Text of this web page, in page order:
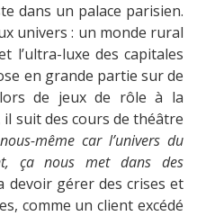
dans un palace parisien.
univers : un monde rural
l’ultra-luxe des capitales
en grande partie sur de
lors de jeux de rôle à la
suit des cours de théâtre
même car l’univers du
ça nous met dans des
devoir gérer des crises et
comme un client excédé